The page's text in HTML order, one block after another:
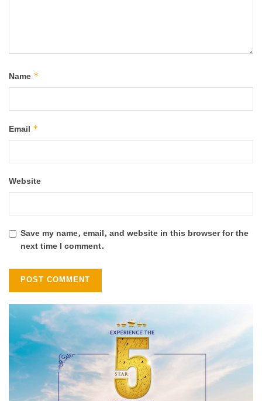
Name *
Email *
Website
Save my name, email, and website in this browser for the
next time I comment.